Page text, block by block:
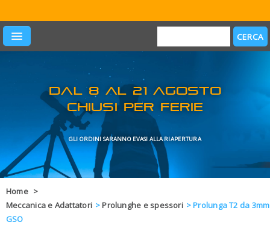
PRODOTTI
LEARN & FUN
MARCHI
OFFERTE
BLOG
Home >
Meccanica e Adattatori >Prolunghe e spessori >Prolunga T2 da 3mm
GSO